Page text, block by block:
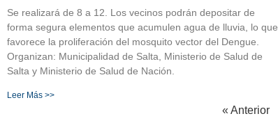
Se realizará de 8 a 12. Los vecinos podrán depositar de
forma segura elementos que acumulen agua de lluvia, lo que
favorece la proliferación del mosquito vector del Dengue.
Organizan: Municipalidad de Salta, Ministerio de Salud de
Salta y Ministerio de Salud de Nación.
Leer Más >>
« Anterior